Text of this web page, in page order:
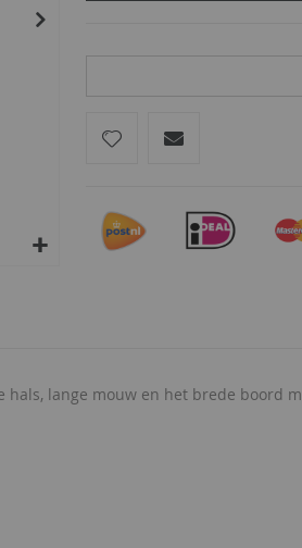
lange mouw en het brede boord